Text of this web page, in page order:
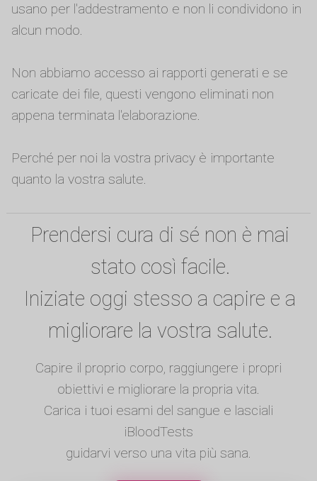
usano per l'addestramento e non li condividono in
alcun modo.
Non abbiamo accesso ai rapporti generati e se
caricate dei file, questi vengono eliminati non
appena terminata l'elaborazione.
Perché per noi la vostra privacy è importante
quanto la vostra salute.
Prendersi cura di sé non è mai
stato così facile.
Iniziate oggi stesso a capire e a
migliorare la vostra salute.
Capire il proprio corpo, raggiungere i propri
obiettivi e migliorare la propria vita.
Carica i tuoi esami del sangue e lasciali
iBloodTests
guidarvi verso una vita più sana.